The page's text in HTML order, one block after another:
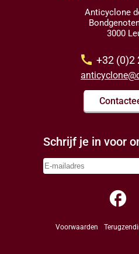
Anticyclone
3000
call +32 (0)2
Schrijf je in voor
facebook
Voorwaarden